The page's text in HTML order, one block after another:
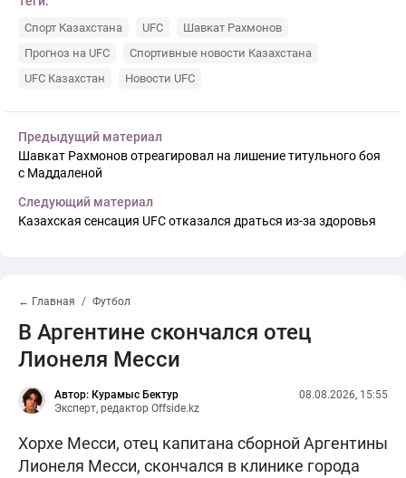
Спорт Казахстана UFC
Шавкат Рахмонов
Прогноз на UFC
Спортивные новости Казахстана
UFC Казахстан
Новости UFC
Предыдущий материал
Шавкат Рахмонов отреагировал на лишение титульного боя
с Маддаленой
Следующий материал
Казахская сенсация UFC отказался драться из-за здоровья
← Главная Футбол
В Аргентине скончался отец
Лионеля Месси
Автор: Курамыс Бектур
Эксперт, редактор Offside.kz
08.08.2026, 15:55
Хорхе Месси, отец капитана сборной Аргентины
Лионеля Месси, скончался в клинике города